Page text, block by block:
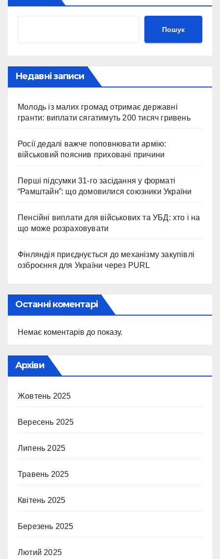
Пошук
Недавні записи
Молодь із малих громад отримає державні
гранти: виплати сягатимуть 200 тисяч гривень
Росії дедалі важче поповнювати армію:
військовий пояснив приховані причини
Перші підсумки 31-го засідання у форматі
“Рамштайн”: що домовилися союзники України
Пенсійні виплати для військових та УБД: хто і на
що може розраховувати
Фінляндія приєднується до механізму закупівлі
озброєння для України через PURL
Останні коментарі
Немає коментарів до показу.
Архіви
Жовтень 2025
Вересень 2025
Липень 2025
Травень 2025
Квітень 2025
Березень 2025
Лютий 2025